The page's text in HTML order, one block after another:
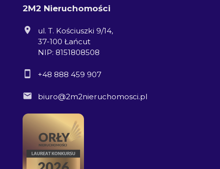
2M2 Nieruchomości
ul. T. Kościuszki 9/14,
37-100 Łańcut
NIP: 8151808508
+48 888 459 907
biuro@2m2nieruchomosci.pl